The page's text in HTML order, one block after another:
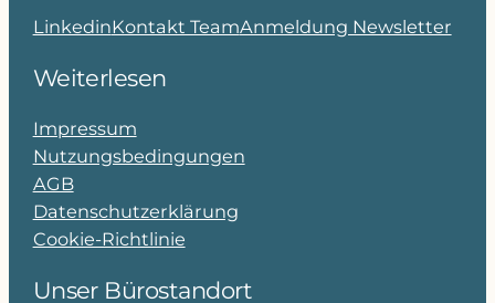
LinkedinKontakt TeamAnmeldung Newsletter
Weiterlesen
Impressum
Nutzungsbedingungen
AGB
Datenschutzerklärung
Cookie-Richtlinie
Unser Bürostandort